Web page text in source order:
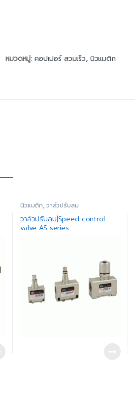
หมวดหมู่: คอปเปอร์ สวมเร็ว, นิวแมติก
นิวแมติก, วาล์วปรับลม
วาล์วปรับลม|Speed control
valve AS series